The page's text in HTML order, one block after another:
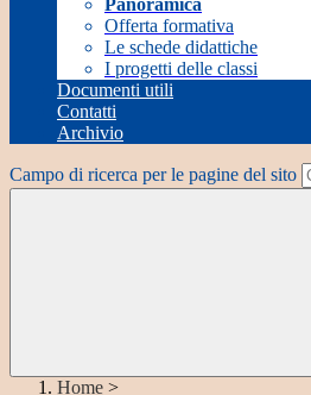
Panoramica
Offerta formativa
Le schede didattiche
I progetti delle classi
Documenti utili
Contatti
Archivio
Campo di ricerca per le pagine del sito
Home >